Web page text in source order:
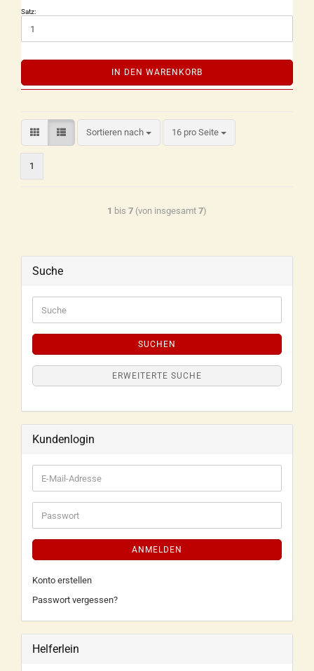
Satz:
IN DEN WARENKORB
Sortieren nach 16 pro Seite
1
1 bis 7 (von insgesamt 7)
Suche
SUCHEN
ERWEITERTE SUCHE
Kundenlogin
ANMELDEN
Konto erstellen
Passwort vergessen?
Helferlein